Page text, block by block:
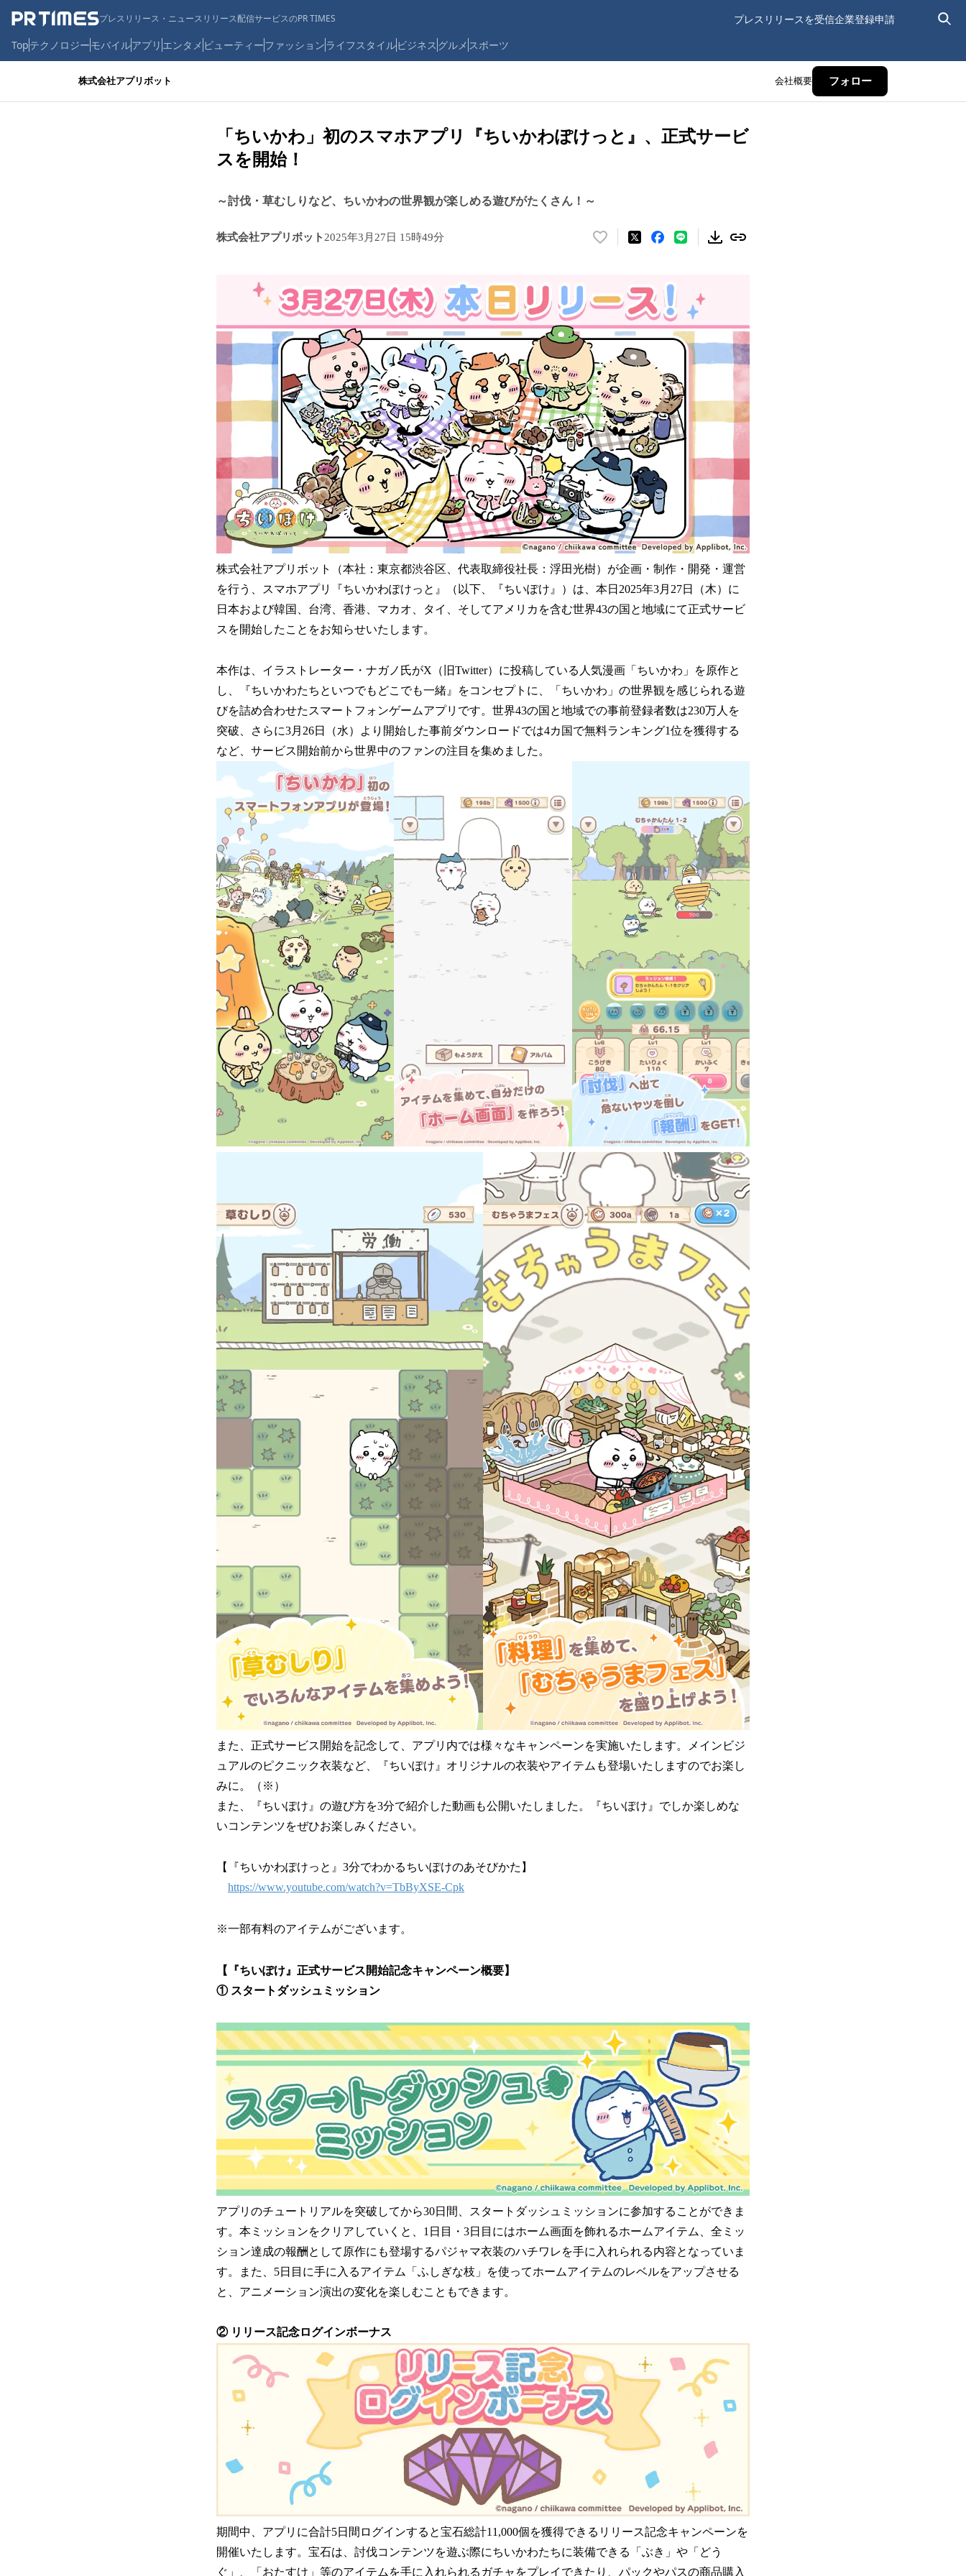
プレスリリース・ニュースリリース配信サービスのPR TIMES プレスリリースを受信企業登録申請
Topテクノロジーモバイルアプリ エンタメ ビューティーファッションライフスタイルビジネス グルメ スポーツ
株式会社アプリボット 会社概要 フォロー
「ちいかわ」初のスマホアプリ『ちいかわぽけっと』、正式サービ
スを開始！
～討伐・草むしりなど、ちいかわの世界観が楽しめる遊びがたくさん！～
株式会社アプリボット 2025年3月27日 15時49分
い
数
込
み
中
で
す
株式会社アプリボット（本社：東京都渋谷区、代表取締役社長：浮田光樹）が企画・制作・開発・運営
を行う、スマホアプリ『ちいかわぽけっと』（以下、『ちいぽけ』）は、本日2025年3月27日（木）に
日本および韓国、台湾、香港、マカオ、タイ、そしてアメリカを含む世界43の国と地域にて正式サービ
スを開始したことをお知らせいたします。
本作は、イラストレーター・ナガノ氏がX（旧Twitter）に投稿している人気漫画「ちいかわ」を原作と
し、『ちいかわたちといつでもどこでも一緒』をコンセプトに、「ちいかわ」の世界観を感じられる遊
びを詰め合わせたスマートフォンゲームアプリです。世界43の国と地域での事前登録者数は230万人を
突破、さらに3月26日（水）より開始した事前ダウンロードでは4カ国で無料ランキング1位を獲得する
など、サービス開始前から世界中のファンの注目を集めました。
また、正式サービス開始を記念して、アプリ内では様々なキャンペーンを実施いたします。メインビジ
ュアルのピクニック衣装など、『ちいぽけ』オリジナルの衣装やアイテムも登場いたしますのでお楽し
みに。（※）
また、『ちいぽけ』の遊び方を3分で紹介した動画も公開いたしました。『ちいぽけ』でしか楽しめな
いコンテンツをぜひお楽しみください。
【『ちいかわぽけっと』3分でわかるちいぽけのあそびかた】
https://www.youtube.com/watch?v=TbByXSE-Cpk
※一部有料のアイテムがございます。
【『ちいぽけ』正式サービス開始記念キャンペーン概要】
① スタートダッシュミッション
アプリのチュートリアルを突破してから30日間、スタートダッシュミッションに参加することができま
す。本ミッションをクリアしていくと、1日目・3日目にはホーム画面を飾れるホームアイテム、全ミッ
ション達成の報酬として原作にも登場するパジャマ衣装のハチワレを手に入れられる内容となっていま
す。また、5日目に手に入るアイテム「ふしぎな枝」を使ってホームアイテムのレベルをアップさせる
と、アニメーション演出の変化を楽しむこともできます。
② リリース記念ログインボーナス
期間中、アプリに合計5日間ログインすると宝石総計11,000個を獲得できるリリース記念キャンペーンを
開催いたします。宝石は、討伐コンテンツを遊ぶ際にちいかわたちに装備できる「ぶき」や「どう
ぐ」、「おたすけ」等のアイテムを手に入れられるガチャをプレイできたり、パックやパスの商品購入